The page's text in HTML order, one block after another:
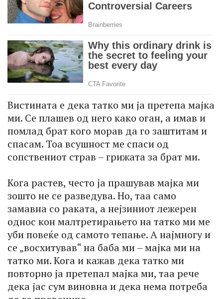
Вистината е дека татко ми ја претепа мајка
ми. Се плашев од него како оган, а имав и
помлад брат кого морав да го заштитам и
спасам. Тоа всушност ме спаси од
сопствениот страв – грижата за брат ми.
Кога растев, често ја прашував мајка ми
зошто не се разведува. Но, таа само
замавна со раката, а нејзиниот лежерен
однос кон малтретирањето на татко ми ме
уби повеќе од самото тепање. А најмногу и
се „восхитував“ на баба ми – мајка ми на
татко ми. Кога и кажав дека татко ми
повторно ја претепал мајка ми, таа рече
дека јас сум виновна и дека нема потреба